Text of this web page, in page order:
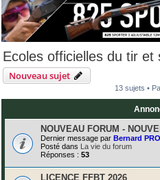
Ecoles officielles du tir
Nouveau sujet
13 sujets •
NOUVEAU FORUM -
Dernier message par Bernard
Posté dans La vie du forum
Réponses : 53
LICENCE FFBT 2026